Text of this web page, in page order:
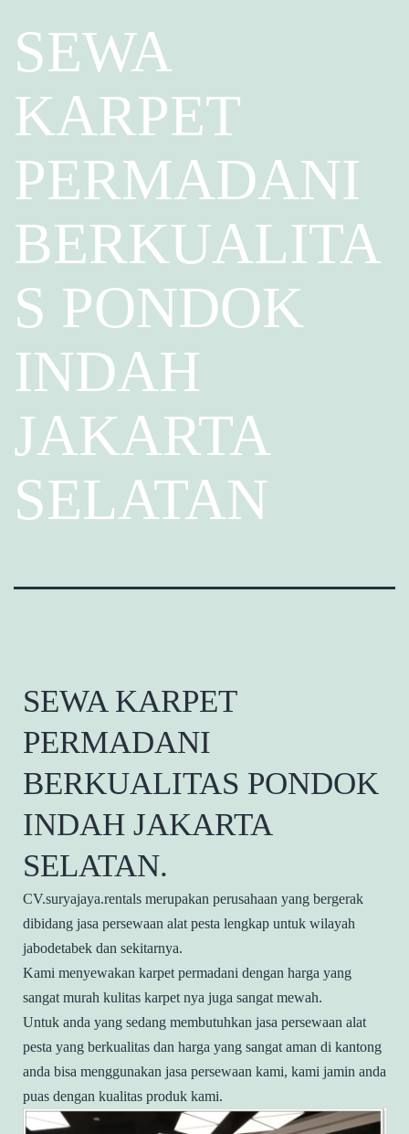
SEWA
KARPET
PERMADANI
BERKUALITA
S PONDOK
INDAH
JAKARTA
SELATAN
SEWA KARPET
PERMADANI
BERKUALITAS PONDOK
INDAH JAKARTA
SELATAN.
CV.suryajaya.rentals merupakan perusahaan yang bergerak
dibidang jasa persewaan alat pesta lengkap untuk wilayah
jabodetabek dan sekitarnya.
Kami menyewakan karpet permadani dengan harga yang
sangat murah kulitas karpet nya juga sangat mewah.
Untuk anda yang sedang membutuhkan jasa persewaan alat
pesta yang berkualitas dan harga yang sangat aman di kantong
anda bisa menggunakan jasa persewaan kami, kami jamin anda
puas dengan kualitas produk kami.